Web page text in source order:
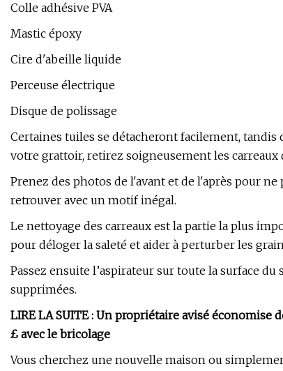
Colle adhésive PVA
Mastic époxy
Cire d'abeille liquide
Perceuse électrique
Disque de polissage
Certaines tuiles se détacheront facilement, tandis
votre grattoir, retirez soigneusement les carreaux
Prenez des photos de l'avant et de l'après pour
retrouver avec un motif inégal.
Le nettoyage des carreaux est la partie la plus
pour déloger la saleté et aider à perturber les
Passez ensuite l’aspirateur sur toute la surface
supprimées.
LIRE LA SUITE : Un propriétaire avisé
£ avec le bricolage
Vous cherchez une nouvelle maison ou